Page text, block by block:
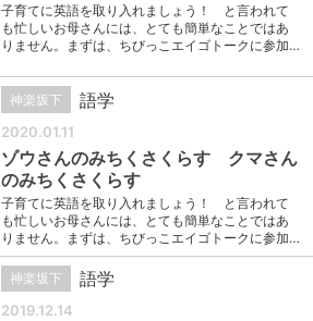
子育てに英語を取り入れましょう！ と言われて
も忙しいお母さんには、とても簡単なことではあ
りません。まずは、ちびっこエイゴトークに参加…
神楽坂下 語学
2020.01.11
ゾウさんのみちくさくらす クマさん
のみちくさくらす
子育てに英語を取り入れましょう！ と言われて
も忙しいお母さんには、とても簡単なことではあ
りません。まずは、ちびっこエイゴトークに参加…
神楽坂下 語学
2019.12.14